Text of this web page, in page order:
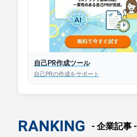
AIと対話して面接練習ができ
iOS版はこちら自己PR作成ツール
自己PRの作成をサポート
RANKING - 企業記事 -